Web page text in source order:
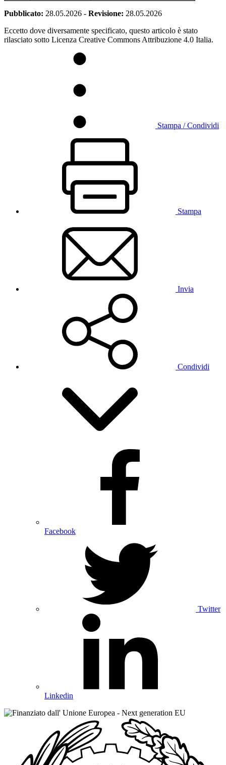
Pubblicato: 28.05.2026 - Revisione: 28.05.2026
Eccetto dove diversamente specificato, questo articolo è stato
rilasciato sotto Licenza Creative Commons Attribuzione 4.0 Italia.
Stampa / Condividi
Stampa
Invia
Condividi
Facebook
Twitter
Linkedin